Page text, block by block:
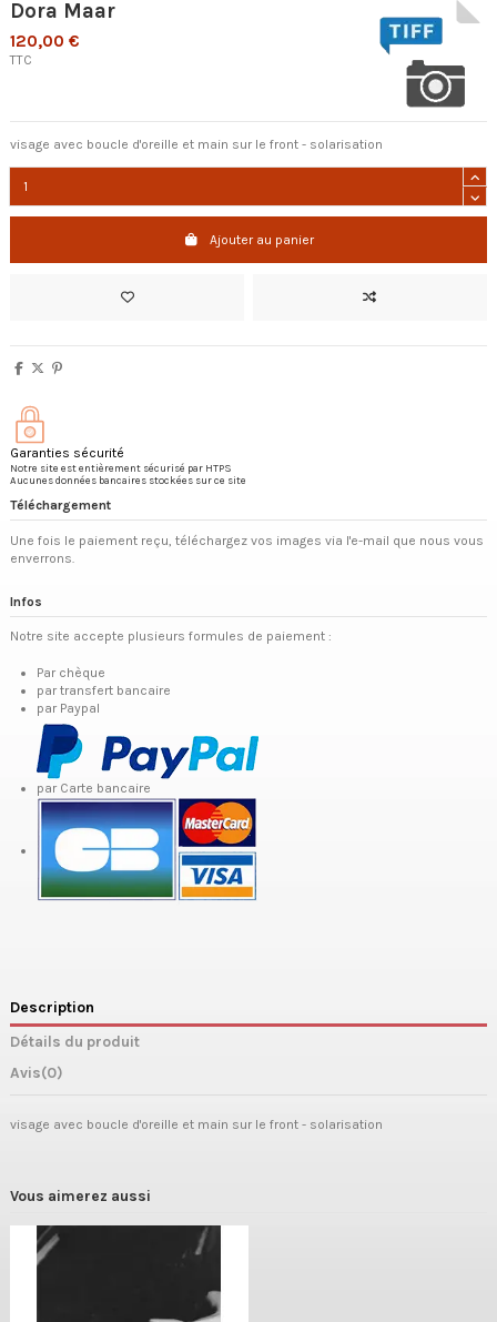
Dora Maar
120,00 €
TTC
visage avec boucle d'oreille et main sur le front - solarisation
Ajouter au panier
Garanties sécurité
Notre site est entièrement sécurisé par HTPS
Aucunes données bancaires stockées sur ce site
Téléchargement
Une fois le paiement reçu, téléchargez vos images via l'e-mail que nous vous
enverrons.
Infos
Notre site accepte plusieurs formules de paiement :
Par chèque
par transfert bancaire
par Paypal
par Carte bancaire
Description
Détails du produit
Avis(0)
visage avec boucle d'oreille et main sur le front - solarisation
Vous aimerez aussi